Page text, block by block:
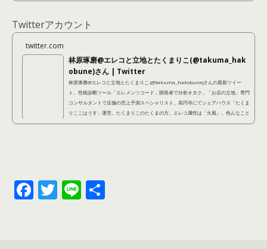
Twitterアカウント
twitter.com
林原琢磨@エレコと立地とたくまりこ(@takuma_hak
obune)さん | Twitter
林原琢磨@エレコと立地とたくまりこ (@takuma_hakobune)さんの最新ツイー
ト。性格診断ツール「エレメンツコード」開発者で分析オタク。「お店の立地」専門
コンサルタントで店舗の売上予測スペシャリスト。高円寺にてシェアハウス「たくま
りここはうす」運営。たくまりこのたくまの方。エレコ属性は「火風」。色んなこと
に手を出しているように見えて、本当は不器用なので結局本質的にやっているのは同
F T Li